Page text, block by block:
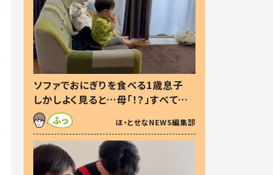
ソファでおにぎりを食べる1歳息子
しかしよく見ると…母「！？」すべてを
察した母の投稿に「可愛いから許
す！」「現行犯〜」
ほ・とせなNEWS編集部